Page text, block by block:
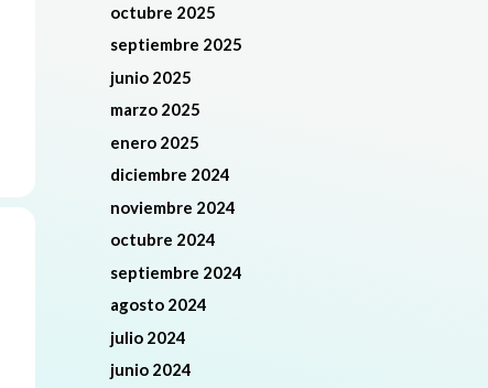
octubre 2025
septiembre 2025
junio 2025
marzo 2025
enero 2025
diciembre 2024
noviembre 2024
octubre 2024
septiembre 2024
agosto 2024
julio 2024
junio 2024